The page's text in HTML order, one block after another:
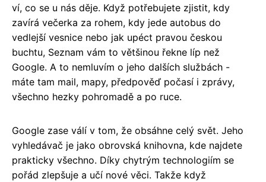
ví, co se u nás děje. Když potřebujete zjistit, kdy
zavírá večerka za rohem, kdy jede autobus do
vedlejší vesnice nebo jak upéct pravou českou
buchtu, Seznam vám to většinou řekne líp než
Google. A to nemluvím o jeho dalších službách -
máte tam mail, mapy, předpověď počasí i zprávy,
všechno hezky pohromadě a po ruce.
Google zase válí v tom, že obsáhne celý svět. Jeho
vyhledávač je jako obrovská knihovna, kde najdete
prakticky všechno. Díky chytrým technologiím se
pořád zlepšuje a učí nové věci. Takže když